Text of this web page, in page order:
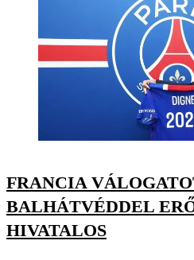
FRANCIA
BALHÁTVÉDDEL
HIVATALOS